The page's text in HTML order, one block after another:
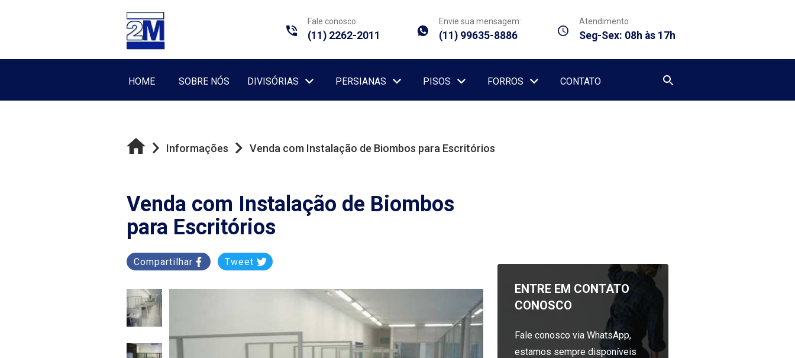
Fale conosco:
(11) 2262-2011
Envie sua mensagem:
(11) 99635-8886
Atendimento
Seg-Sex: 08h às 17h
HOME SOBRE NÓS DIVISÓRIAS PERSIANAS PISOS FORROS CONTATO
Informações Venda com Instalação de Biombos para Escritórios
Venda com Instalação de Biombos
para Escritórios
Compartilhar Tweet
ENTRE EM CONTATO
CONOSCO
Fale conosco via WhatsApp,
estamos sempre disponíveis